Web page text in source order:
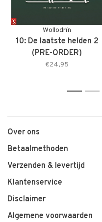
Wollodrïn
10: De laatste helden 2
(PRE-ORDER)
€24,95
1 2
Over ons
Betaalmethoden
Verzenden & levertijd
Klantenservice
Disclaimer
Algemene voorwaarden